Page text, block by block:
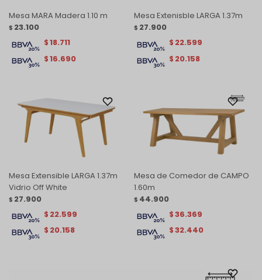
Mesa MARA Madera 1.10 m
$ 23.100
$16.690
$18.711
Mesa Extenisble LARGA 1.37m
$ 27.900
$ 20.158
$ 22.599
Mesa Extensible LARGA 1.37m
Vidrio Off White
$ 27.900
$ 20.158
$ 22.599
Mesa de Comedor de CAMPO
1.60m
$ 44.900
$32.440
$36.369